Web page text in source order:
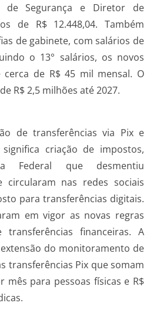
Segurança e Diretor de
de R$ 12.448,04. Também
de gabinete, com salários de
o 13° salários, os novos
de R$ 45 mil mensal. O
R$ 2,5 milhões até 2027.
de transferências via Pix e
criação de impostos,
Federal que desmentiu
circularam nas redes sociais
para transferências digitais.
em vigor as novas regras
financeiras. A
do monitoramento de
transferências Pix que somam
mês para pessoas físicas e R$